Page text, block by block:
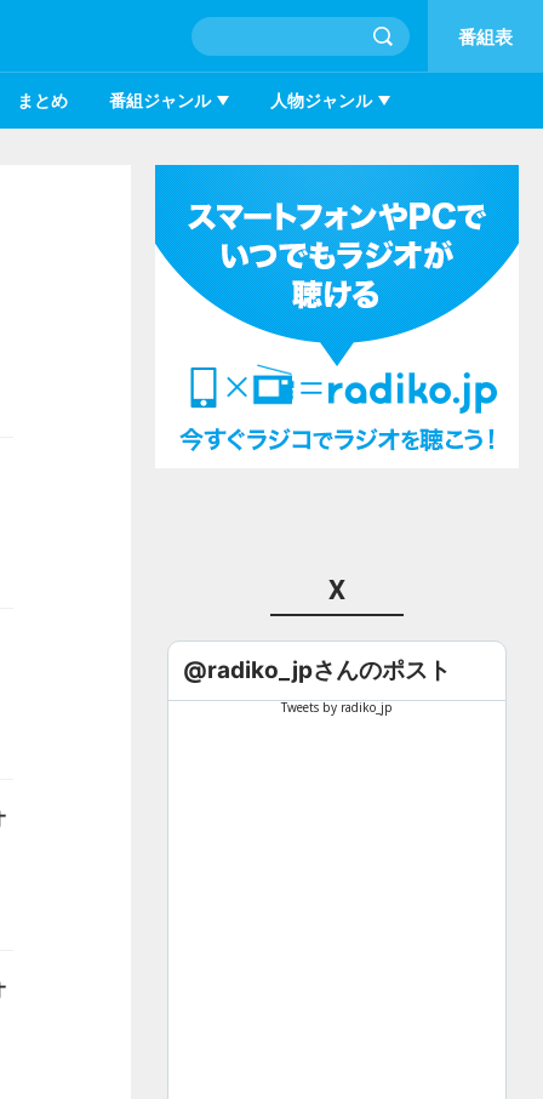
番組表
まとめ 番組ジャンル 人物ジャンル
X
@radiko_jpさんのポスト
Tweets by radiko_jp